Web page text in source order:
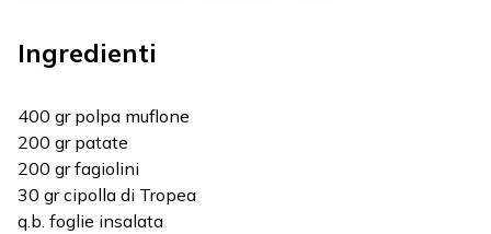
Ingredienti
400 gr polpa muflone
200 gr patate
200 gr fagiolini
30 gr cipolla di Tropea
q.b. foglie insalata